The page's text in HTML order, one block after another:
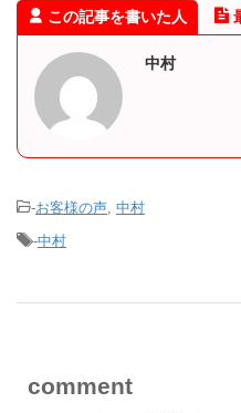
この記事を書いた人
中村
-お客様の声 中村
-中村
comment